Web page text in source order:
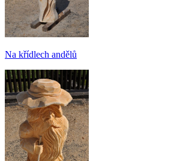
Na křídlech andělů